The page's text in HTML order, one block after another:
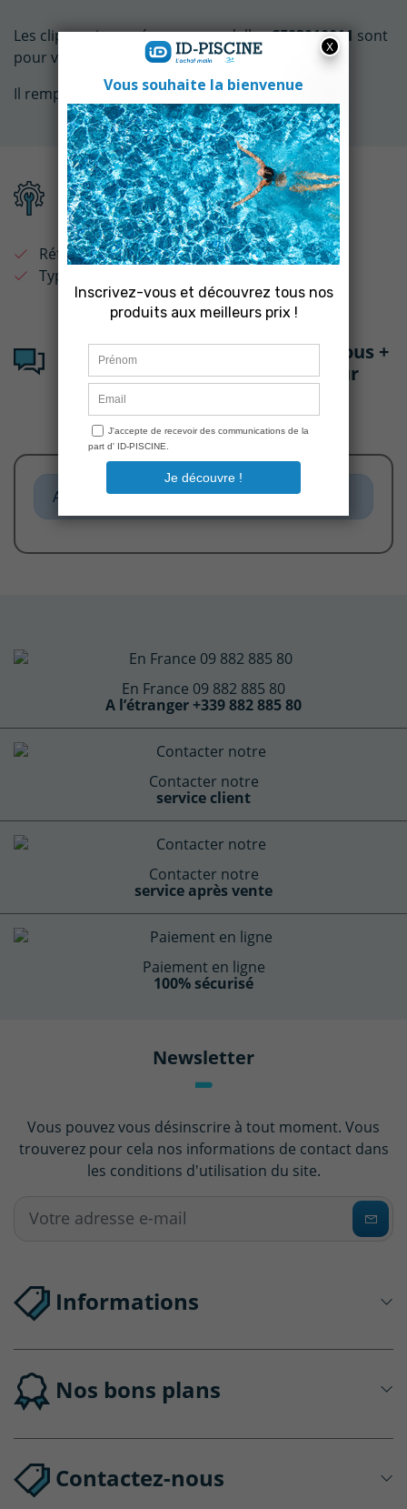
Les clips en inox + écrous + rondellesCE03010011 sont
pour votre
Projecteur 300W Eurolite SNTE.
Il remplace les modèles :106D004 et 106D006.
Fiche technique
Référence :CE03010011
Type de produit :
Avis clients sur : Clips inox + écrous +
rondelles CE03010011 - Projecteur
300W EUROLITE SNTE
Aucun avis n'a été publié pour le moment.
En France 09 882 885 80
A l’étranger +339 882 885 80
Contacter notre
service client
Contacter notre
service après vente
Paiement en ligne
100% sécurisé
Newsletter
Vous pouvez vous désinscrire à tout moment. Vous
trouverez pour cela nos informations de contact dans
les conditions d'utilisation du site.
Informations
Nos bons plans
Contactez-nous